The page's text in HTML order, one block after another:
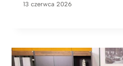
13 czerwca 2026